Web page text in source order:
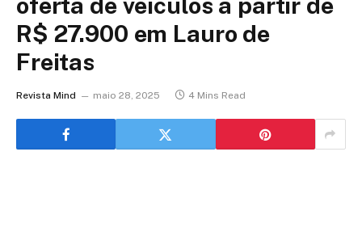
R$ 27.900 em Lauro de
Freitas
Revista Mind maio 28, 2025 4 Mins Read